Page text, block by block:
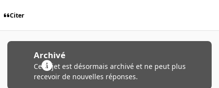
Citer
Archivé
Ce sujet est désormais archivé et ne peut plus
recevoir de nouvelles réponses.